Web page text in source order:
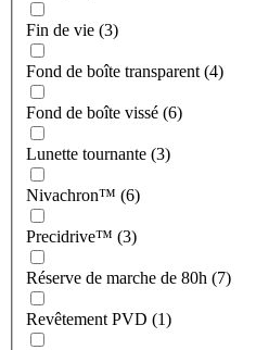
Fin de vie (3)
Fond de boîte transparent (4)
Fond de boîte vissé (6)
Lunette tournante (3)
Nivachron™ (6)
Precidrive™ (3)
Réserve de marche de 80h (7)
Revêtement PVD (1)